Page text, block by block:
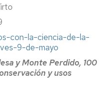
con-la-ciencia-de-la-
9-de-mayo
y Monte Perdido, 100
y usos